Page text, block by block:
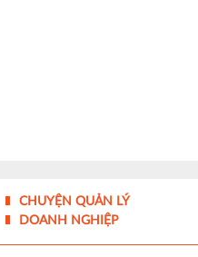
CHUYỆN QUẢN LÝ
DOANH NGHIỆP